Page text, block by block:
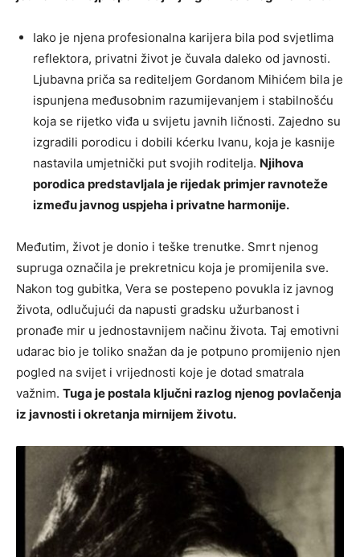
Iako je njena profesionalna karijera bila pod svjetlima
reflektora, privatni život je čuvala daleko od javnosti.
Ljubavna priča sa rediteljem Gordanom Mihićem bila je
ispunjena međusobnim razumijevanjem i stabilnošću
koja se rijetko viđa u svijetu javnih ličnosti. Zajedno su
izgradili porodicu i dobili kćerku Ivanu, koja je kasnije
nastavila umjetnički put svojih roditelja. Njihova
porodica predstavljala je rijedak primjer ravnoteže
između javnog uspjeha i privatne harmonije.
Međutim, život je donio i teške trenutke. Smrt njenog
supruga označila je prekretnicu koja je promijenila sve.
Nakon tog gubitka, Vera se postepeno povukla iz javnog
života, odlučujući da napusti gradsku užurbanost i
pronađe mir u jednostavnijem načinu života. Taj emotivni
udarac bio je toliko snažan da je potpuno promijenio njen
pogled na svijet i vrijednosti koje je dotad smatrala
važnim. Tuga je postala ključni razlog njenog povlačenja
iz javnosti i okretanja mirnijem životu.